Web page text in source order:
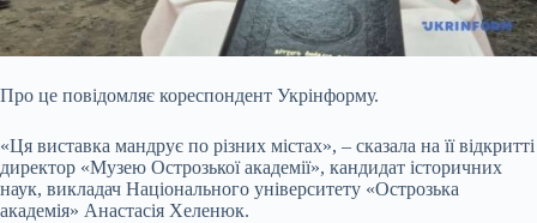
Про це повідомляє кореспондент Укрінформу.
«Ця виставка мандрує по різних містах», – сказала на її відкритті
директор «Музею Острозької академії», кандидат історичних
наук, викладач Національного університету «Острозька
академія» Анастасія Хеленюк.